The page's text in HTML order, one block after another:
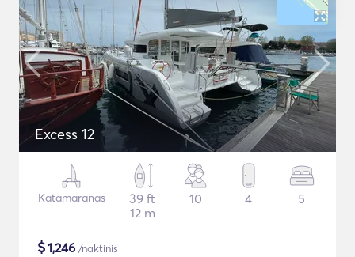
Excess 12
Katamaranas
39 ft
12 m
10 4 5
$1,246 /naktinis